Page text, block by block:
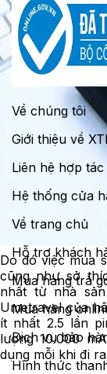
Do đó việc mua
cũng như sở
nhất từ nhà
Umetravel của
ít nhất 2.5 lần
lượng 10.000
dụng mỗi khi đi
Về chúng tôi
Giới thiệu về
Liên hệ hợp tác
Hệ thống cửa
Về trang chủ
Hỗ trợ khách
Mua hàng trả
Mua hàng
Dịch vụ bảo
Hình thức